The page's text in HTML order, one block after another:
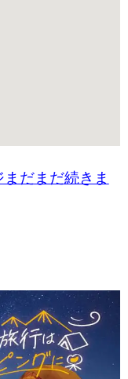
だまだ続きま